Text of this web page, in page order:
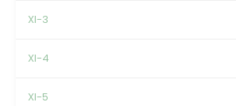
XI-3
XI-4
XI-5